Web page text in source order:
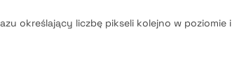
określający liczbę pikseli kolejno w poziomie i